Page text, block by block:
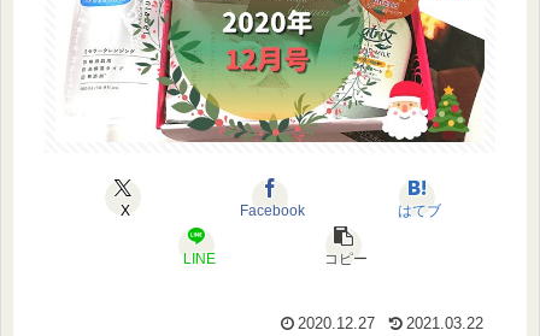
X Facebook はてブ
LINE コピー
2020.12.27 2021.03.22